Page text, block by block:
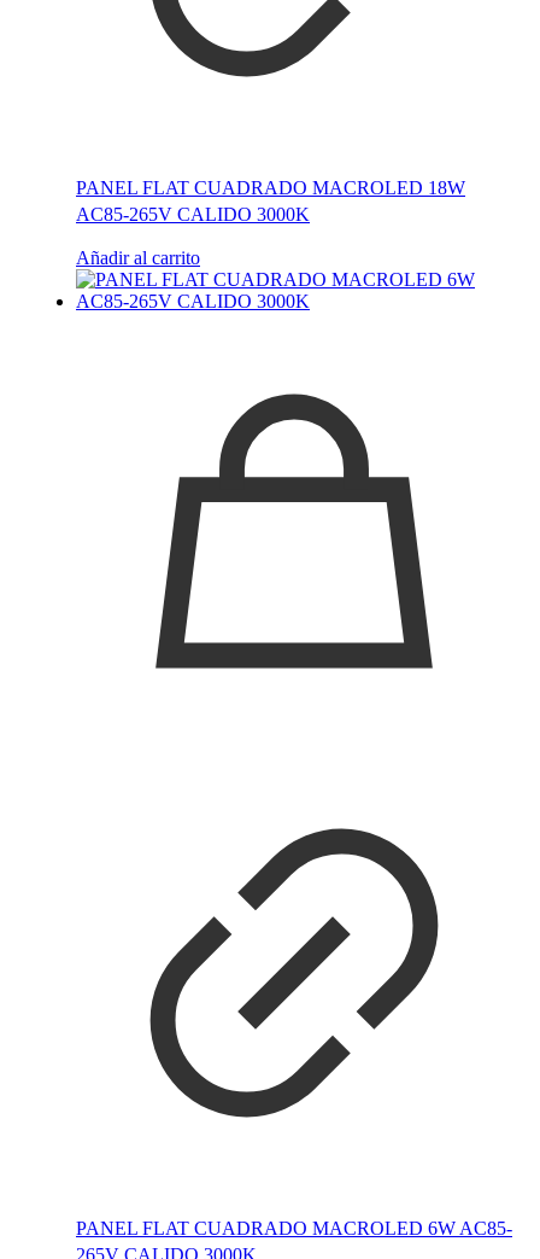
PANEL FLAT CUADRADO MACROLED 18W
AC85-265V CALIDO 3000K
Añadir al carrito
PANEL FLAT CUADRADO MACROLED 6W AC85-